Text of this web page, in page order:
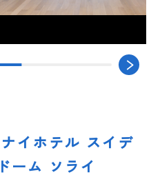
イホテル スイデ
ーム ソライ